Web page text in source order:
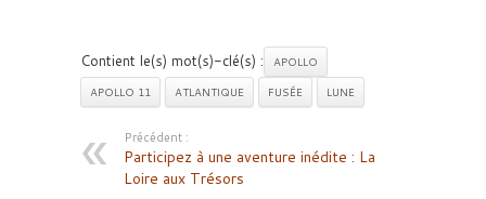
Contient le(s) mot(s)-clé(s) :
APOLLO
APOLLO 11
ATLANTIQUE FUSÉE LUNE
Précédent :
Participez à une aventure inédite : La
Loire aux Trésors